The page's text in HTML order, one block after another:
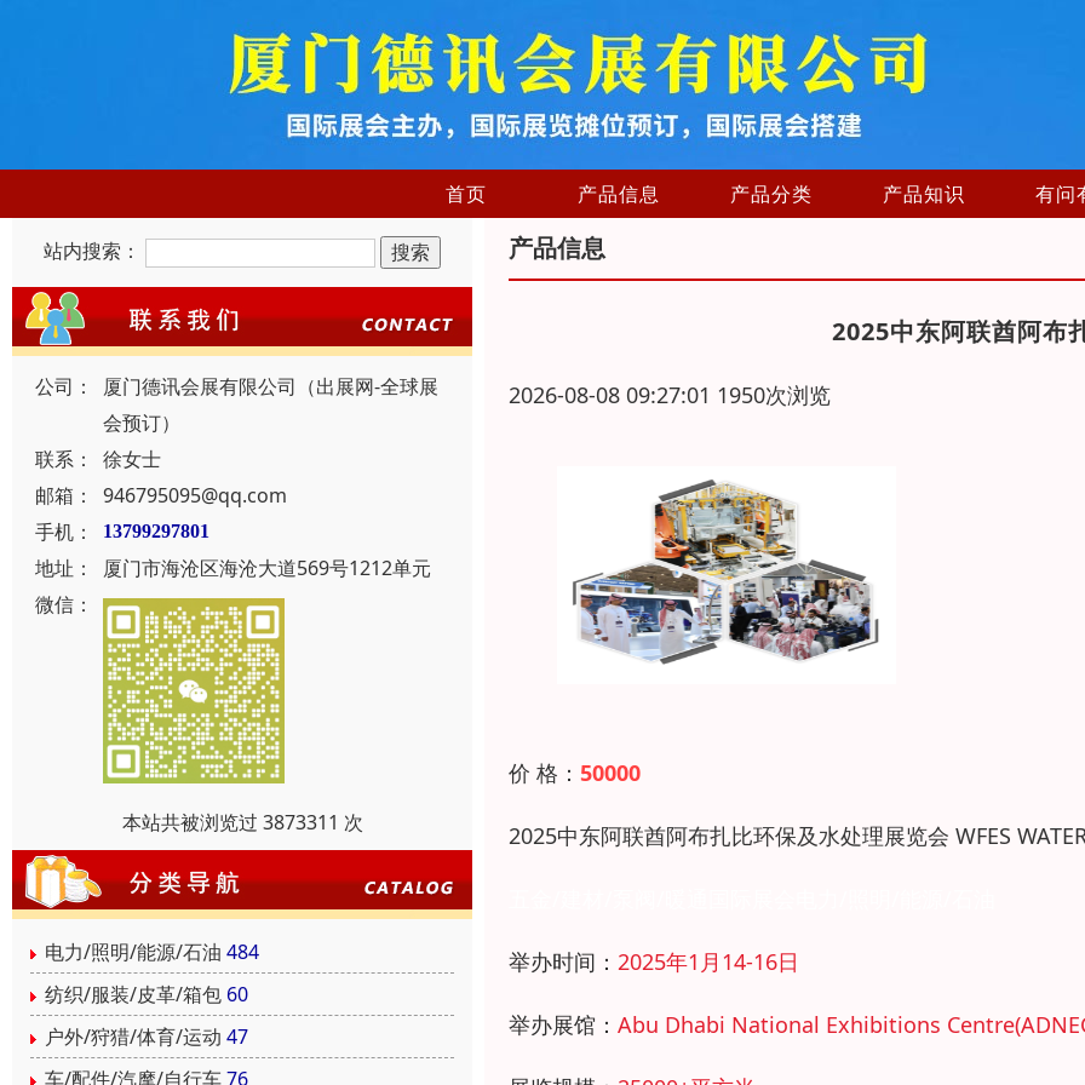
首页 产品信息 产品分类 产品知识 有问
站内搜索：
公司：
厦门德讯会展有限公司（出展网-全球展
会预订）
联系：
徐女士
邮箱：
946795095@qq.com
手机：
13799297801
地址：
厦门市海沧区海沧大道569号1212单元
微信：
本站共被浏览过 3873311 次
电力/照明/能源/石油 484
纺织/服装/皮革/箱包 60
户外/狩猎/体育/运动 47
车/配件/汽摩/自行车76
产品信息
2025中东阿联酋阿布
2026-08-08 09:27:01 1950次浏览
价 格： 50000
2025中东阿联酋阿布扎比环保及水处理展览会 WFES
举办时间： 2025年1月14-16日
举办展馆： Abu Dhabi National Exhibitions